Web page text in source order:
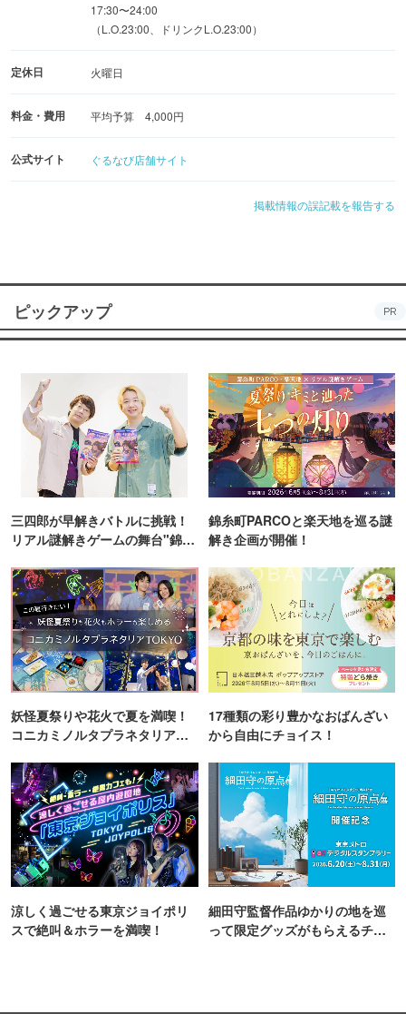
17:30〜24:00
（L.O.23:00、ドリンクL.O.23:00）
定休日 火曜日
料金・費用 平均予算 4,000円
公式サイト ぐるなび店舗サイト
掲載情報の誤記載を報告する
ピックアップ PR
三四郎が早解きバトルに挑戦！
リアル謎解きゲームの舞台"錦糸
錦糸町PARCOと楽天地を巡る謎
解き企画が開催！
妖怪夏祭りや花火で夏を満喫！
コニカミノルタプラネタリア
17種類の彩り豊かなおばんざい
から自由にチョイス！
涼しく過ごせる東京ジョイポリ
スで絶叫＆ホラーを満喫！
細田守監督作品ゆかりの地を巡
って限定グッズがもらえるチャ